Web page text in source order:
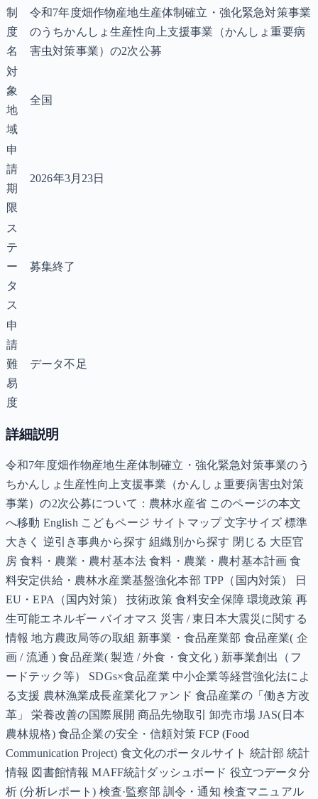
制
度
名
令和7年度畑作物産地生産体制確立・強化緊急対策事業
のうちかんしょ生産性向上支援事業（かんしょ重要病
害虫対策事業）の2次公募
対
象
地
域
全国
申
請
期
限
2026年3月23日
ス
テ
ー
タ
ス
募集終了
申
請
難
易
度
データ不足
詳細説明
令和7年度畑作物産地生産体制確立・強化緊急対策事業のう
ちかんしょ生産性向上支援事業（かんしょ重要病害虫対策
事業）の2次公募について：農林水産省 このページの本文
へ移動 English こどもページ サイトマップ 文字サイズ 標準
大きく 逆引き事典から探す 組織別から探す 閉じる 大臣官
房 食料・農業・農村基本法 食料・農業・農村基本計画 食
料安定供給・農林水産業基盤強化本部 TPP（国内対策） 日
EU・EPA（国内対策） 技術政策 食料安全保障 環境政策 再
生可能エネルギー バイオマス 災害 / 東日本大震災に関する
情報 地方農政局等の取組 新事業・食品産業部 食品産業( 企
画 / 流通 ) 食品産業( 製造 / 外食・食文化 ) 新事業創出（フ
ードテック等） SDGs×食品産業 中小企業等経営強化法によ
る支援 農林漁業成長産業化ファンド 食品産業の「働き方改
革」 栄養改善の国際展開 商品先物取引 卸売市場 JAS(日本
農林規格) 食品企業の安全・信頼対策 FCP (Food
Communication Project) 食文化のポータルサイト 統計部 統計
情報 図書館情報 MAFF統計ダッシュボード 役立つデータ分
析 (分析レポート) 検査·監察部 訓令・通知 検査マニュアル